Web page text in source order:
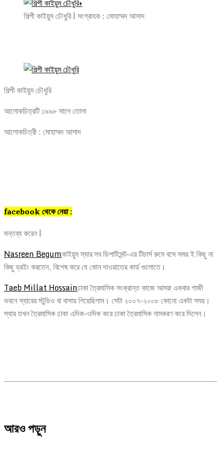
শিল্পী কাইয়ুম চৌধুরি | সংগ্রাহক : মোহাম্মদ আসাদ
শিল্পী কাইয়ুম চৌধুরি
আলোকচিত্রটি ১৯৯৮ সালে তোলা
আলোকচিত্রী : মোহাম্মদ আসাদ
facebook থেকে নেয়া :
মন্তব্য করেন |
Nasreen Begumকাইয়ুম স্যার সব ডিপার্টমেন্ট-এর টিচার্স রুমে বসে সময় ই কিছু না
কিছু ড্রইং করতেন, বিশেষ করে যে কোন দাওয়াতের কার্ড গুলোতে।
Taeb Millat Hossainঢাকা ত্রৈমাসিক সংক্রান্ত কাজে আমরা একবার গাজী
ভবনে স্যারের স্টুডিও বা বাসায় গিয়েছিলাম। সেটা ২০০৭-২০০৮ কোনো একটা সময়।
স্যার তখন ত্রৈমাসিক ঢাকা এদিক-ওদিক করে ঢাকা ত্রৈমাসিক নামকরণ করে দিলেন।
আরও পড়ুন